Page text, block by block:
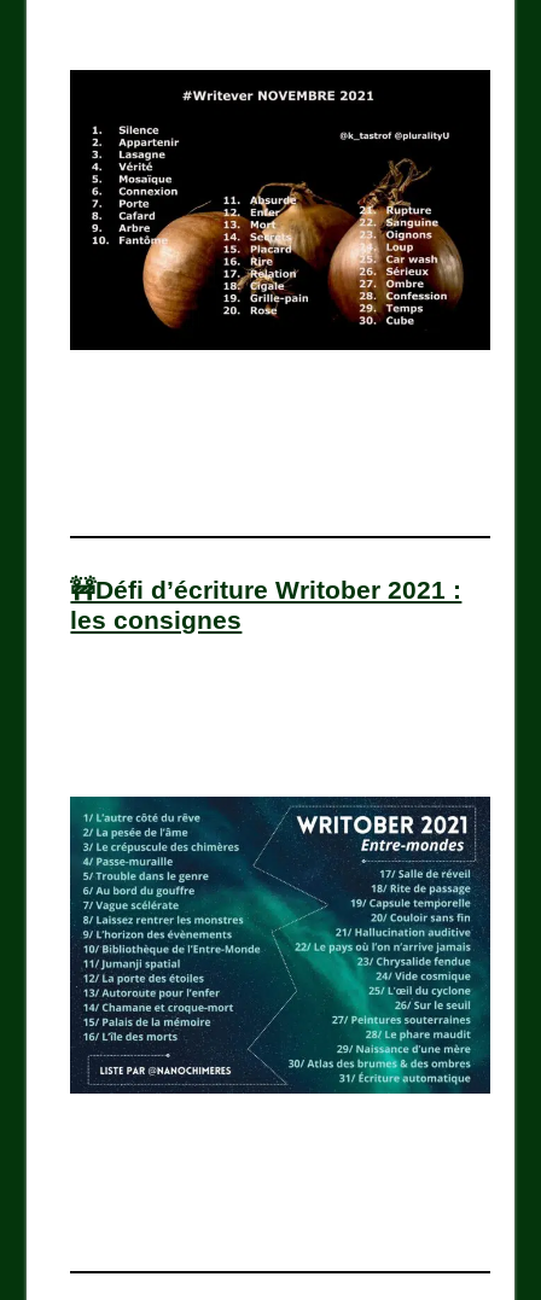
🚧Défi d’écriture Writober 2021 :
les consignes